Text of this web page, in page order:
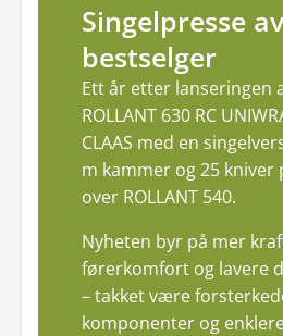
Singelpresse
bestselger
Ett år etter lanseringen
ROLLANT 630 RC
CLAAS med en
m kammer og 25 kniver
over ROLLANT 540.
Nyheten byr på mer
førerkomfort og lavere
– takket være
komponenter og